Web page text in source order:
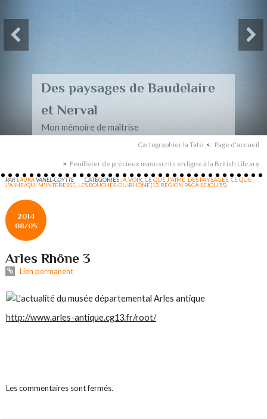
Des paysages de Baudelaire
et Nerval
Mon mémoire de maîtrise
Cartographier la Tate Page d'accueil
Feuilleter de précieux manuscrits en ligne à la British Library
PARLAURAVANEL-COYTTE CATÉGORIES :A VOIR ,CE QUE J'AIME. DES PAYSAGES ,CE QUE
J'AIME/QUI M'INTERESSE LES BOUCHES-DU-RHÔNE(13,RÉGION PACA:SÉJOURS)
2014
08/05
Arles Rhône 3
Lien permanent
http://www.arles-antique.cg13.fr/root/
Les commentaires sont fermés.